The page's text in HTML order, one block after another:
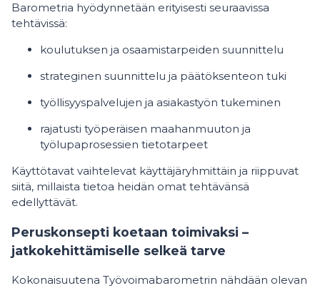
Barometria hyödynnetään erityisesti seuraavissa
tehtävissä:
koulutuksen ja osaamistarpeiden suunnittelu
strateginen suunnittelu ja päätöksenteon tuki
työllisyyspalvelujen ja asiakastyön tukeminen
rajatusti työperäisen maahanmuuton ja
työlupaprosessien tietotarpeet
Käyttötavat vaihtelevat käyttäjäryhmittäin ja riippuvat
siitä, millaista tietoa heidän omat tehtävänsä
edellyttävät.
Peruskonsepti koetaan toimivaksi –
jatkokehittämiselle selkeä tarve
Kokonaisuutena Työvoimabarometrin nähdään olevan